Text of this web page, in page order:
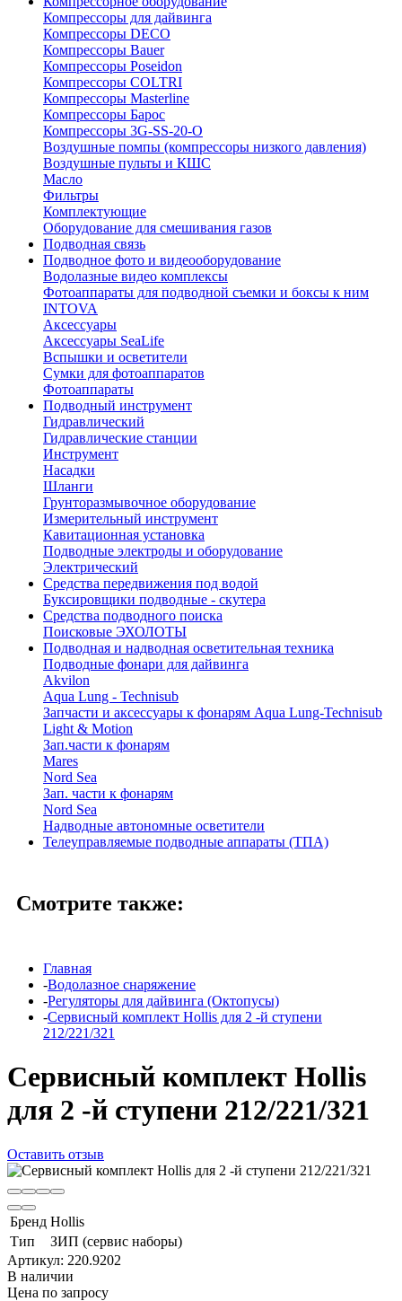
Компрессоры для дайвинга
Компрессоры DECO
Компрессоры Bauer
Компрессоры Poseidon
Компрессоры COLTRI
Компрессоры Masterline
Компрессоры Барос
Компрессоры 3G-SS-20-O
Воздушные помпы (компрессоры низкого давления)
Воздушные пульты и КШС
Масло
Фильтры
Комплектующие
Оборудование для смешивания газов
Подводная связь
Подводное фото и видеооборудование
Водолазные видео комплексы
Фотоаппараты для подводной съемки и боксы к ним
INTOVA
Аксессуары
Аксессуары SeaLife
Вспышки и осветители
Сумки для фотоаппаратов
Фотоаппараты
Подводный инструмент
Гидравлический
Гидравлические станции
Инструмент
Насадки
Шланги
Грунторазмывочное оборудование
Измерительный инструмент
Кавитационная установка
Подводные электроды и оборудование
Электрический
Средства передвижения под водой
Буксировщики подводные - скутера
Средства подводного поиска
Поисковые ЭХОЛОТЫ
Подводная и надводная осветительная техника
Подводные фонари для дайвинга
Akvilon
Aqua Lung - Technisub
Запчасти и аксессуары к фонарям Aqua Lung-Technisub
Light & Motion
Зап.части к фонарям
Mares
Nord Sea
Зап. части к фонарям
Nord Sea
Надводные автономные осветители
Телеуправляемые подводные аппараты (ТПА)
Смотрите также:
Главная
-Водолазное снаряжение
-Регуляторы для дайвинга (Октопусы)
-Сервисный комплект Hollis для 2 -й ступени
212/221/321
Сервисный комплект Hollis
для 2 -й ступени 212/221/321
Оставить отзыв
Бренд Hollis
Тип
ЗИП (сервис наборы)
Артикул: 220.9202
В наличии
Цена по запросу